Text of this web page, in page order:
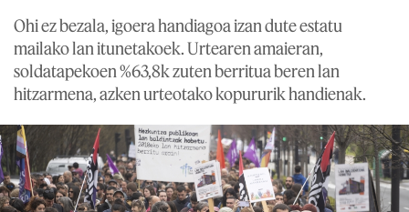
Ohi ez bezala, igoera handiagoa izan dute estatu
mailako lan itunetakoek. Urtearen amaieran,
soldatapekoen %63,8k zuten berritua beren lan
hitzarmena, azken urteotako kopururik handienak.